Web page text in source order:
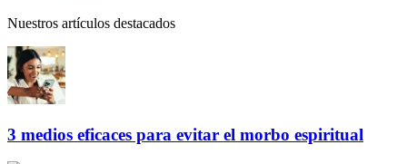
Nuestros artículos destacados
3 medios eficaces para evitar el morbo espiritual